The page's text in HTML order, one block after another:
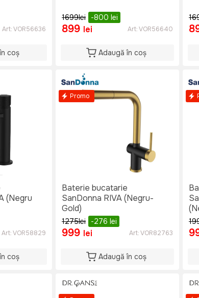
Art:VOR56636
coș
1699lei -800 lei
899 lei Art:VOR56640
Adaugă în coș
(Negru
Art:VOR58829
coș
Promo
Baterie bucatarie
SanDonna RIVA (Negru-
Gold)
1275lei -276 lei
999 lei Art:VOR82763
Adaugă în coș